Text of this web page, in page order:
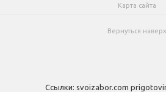
Карта сайта
Вернуться наверх
Ссылки: svoizabor.com